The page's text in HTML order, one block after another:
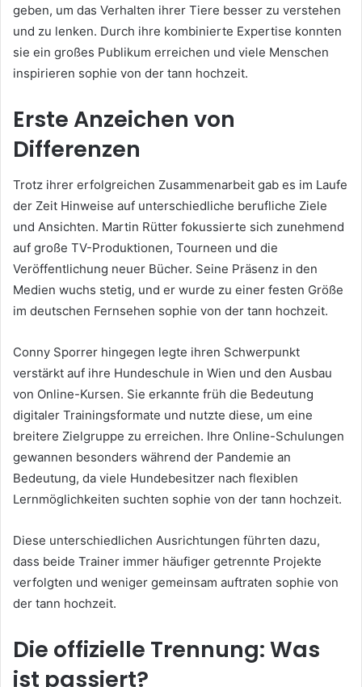
geben, um das Verhalten ihrer Tiere besser zu verstehen
und zu lenken. Durch ihre kombinierte Expertise konnten
sie ein großes Publikum erreichen und viele Menschen
inspirieren sophie von der tann hochzeit.
Erste Anzeichen von
Differenzen
Trotz ihrer erfolgreichen Zusammenarbeit gab es im Laufe
der Zeit Hinweise auf unterschiedliche berufliche Ziele
und Ansichten. Martin Rütter fokussierte sich zunehmend
auf große TV-Produktionen, Tourneen und die
Veröffentlichung neuer Bücher. Seine Präsenz in den
Medien wuchs stetig, und er wurde zu einer festen Größe
im deutschen Fernsehen sophie von der tann hochzeit.
Conny Sporrer hingegen legte ihren Schwerpunkt
verstärkt auf ihre Hundeschule in Wien und den Ausbau
von Online-Kursen. Sie erkannte früh die Bedeutung
digitaler Trainingsformate und nutzte diese, um eine
breitere Zielgruppe zu erreichen. Ihre Online-Schulungen
gewannen besonders während der Pandemie an
Bedeutung, da viele Hundebesitzer nach flexiblen
Lernmöglichkeiten suchten sophie von der tann hochzeit.
Diese unterschiedlichen Ausrichtungen führten dazu,
dass beide Trainer immer häufiger getrennte Projekte
verfolgten und weniger gemeinsam auftraten sophie von
der tann hochzeit.
Die offizielle Trennung: Was
ist passiert?